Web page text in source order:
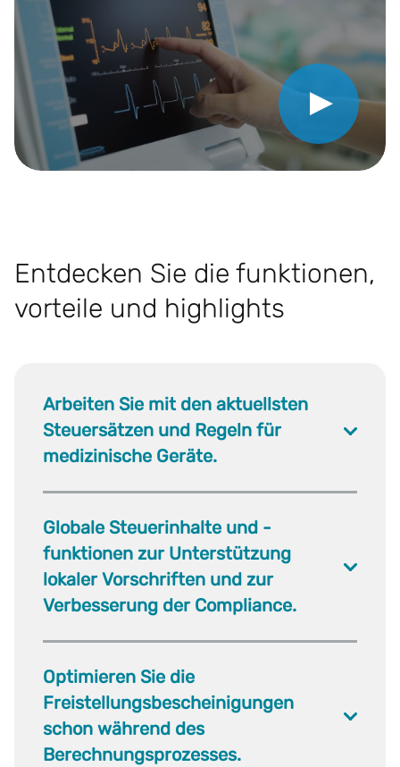
Video abspielen
Entdecken Sie die funktionen,
vorteile und highlights
Arbeiten Sie mit den aktuellsten
Steuersätzen und Regeln für
medizinische Geräte.
Globale Steuerinhalte und -
funktionen zur Unterstützung
lokaler Vorschriften und zur
Verbesserung der Compliance.
Optimieren Sie die
Freistellungsbescheinigungen
schon während des
Berechnungsprozesses.